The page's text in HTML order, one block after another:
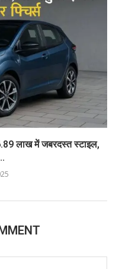
लाख में जबरदस्त स्टाइल,